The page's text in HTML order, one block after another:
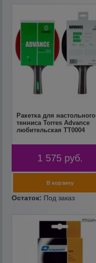
Ракетка для настольного
тенниса Torres Advance
любительская TT0004
1 575 руб.